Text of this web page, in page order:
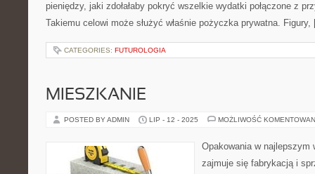
pieniędzy, jaki zdołałaby pokryć wszelkie wydatki połączone z
Takiemu celowi może służyć właśnie pożyczka prywatna.
CATEGORIES: FUTUROLOGIA
MIESZKANIE
POSTED BY ADMIN LIP - 12 - 2025 MOŻLIWOŚĆ
Opakowania w najlepszym
zajmuje się fabrykacją i